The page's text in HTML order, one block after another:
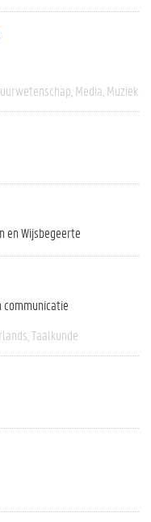
Media Muziek
en Wijsbegeerte
communicatie
Taalkunde